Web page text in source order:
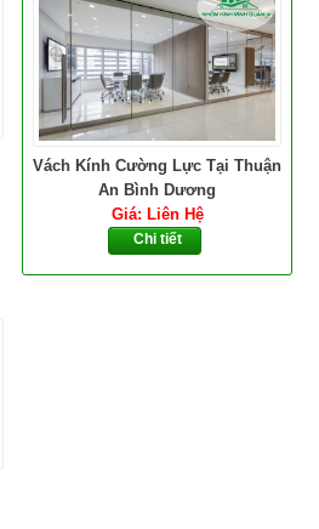
Vách Kính Cường Lực Tại Thuận
An Bình Dương
Giá: Liên Hệ
Chi tiết